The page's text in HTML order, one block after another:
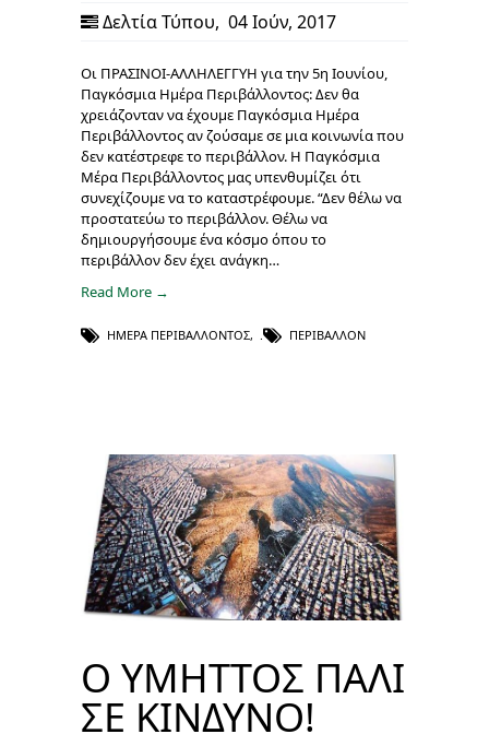
Δελτία Τύπου, 04 Ιούν, 2017
Οι ΠΡΑΣΙΝΟΙ-ΑΛΛΗΛΕΓΓΥΗ για την 5η Ιουνίου,
Παγκόσμια Ημέρα Περιβάλλοντος: Δεν θα
χρειάζονταν να έχουμε Παγκόσμια Ημέρα
Περιβάλλοντος αν ζούσαμε σε μια κοινωνία που
δεν κατέστρεφε το περιβάλλον. H Παγκόσμια
Μέρα Περιβάλλοντος μας υπενθυμίζει ότι
συνεχίζουμε να το καταστρέφουμε. “Δεν θέλω να
προστατεύω το περιβάλλον. Θέλω να
δημιουργήσουμε ένα κόσμο όπου το
περιβάλλον δεν έχει ανάγκη…
Read More →
ΗΜΈΡΑ ΠΕΡΙΒΆΛΛΟΝΤΟΣ, ΠΕΡΙΒΆΛΛΟΝ
Ο ΥΜΗΤΤΟΣ ΠΑΛΙ
ΣΕ ΚΙΝΔΥΝΟ!